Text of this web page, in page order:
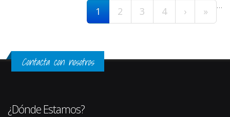
1 2 3 4 …
› »
Contacta con nosotros
¿Dónde Estamos?